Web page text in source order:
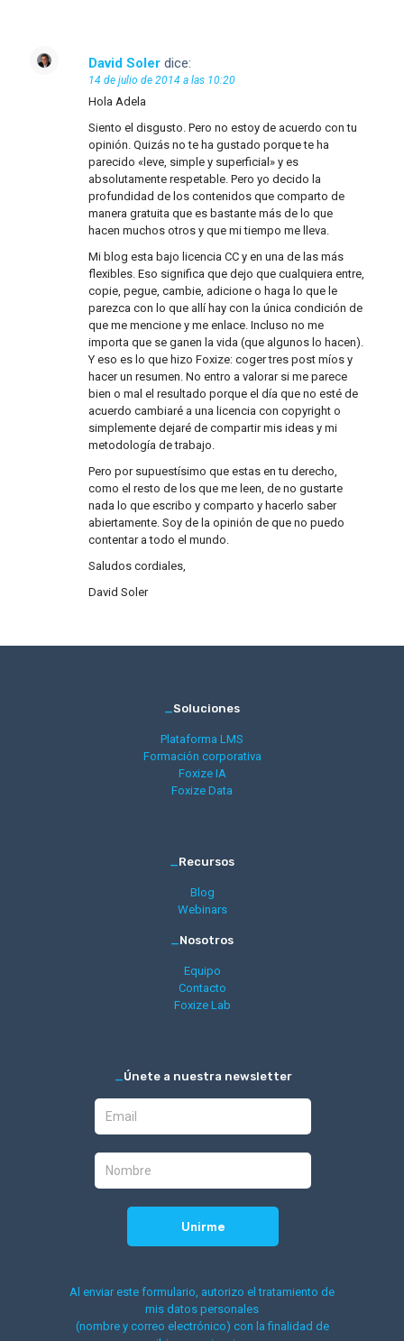
David Soler dice:
14 de julio de 2014 a las 10:20
Hola Adela
Siento el disgusto. Pero no estoy de acuerdo con tu
opinión. Quizás no te ha gustado porque te ha
parecido «leve, simple y superficial» y es
absolutamente respetable. Pero yo decido la
profundidad de los contenidos que comparto de
manera gratuita que es bastante más de lo que
hacen muchos otros y que mi tiempo me lleva.
Mi blog esta bajo licencia CC y en una de las más
flexibles. Eso significa que dejo que cualquiera entre,
copie, pegue, cambie, adicione o haga lo que le
parezca con lo que allí hay con la única condición de
que me mencione y me enlace. Incluso no me
importa que se ganen la vida (que algunos lo hacen).
Y eso es lo que hizo Foxize: coger tres post míos y
hacer un resumen. No entro a valorar si me parece
bien o mal el resultado porque el día que no esté de
acuerdo cambiaré a una licencia con copyright o
simplemente dejaré de compartir mis ideas y mi
metodología de trabajo.
Pero por supuestísimo que estas en tu derecho,
como el resto de los que me leen, de no gustarte
nada lo que escribo y comparto y hacerlo saber
abiertamente. Soy de la opinión de que no puedo
contentar a todo el mundo.
Saludos cordiales,
David Soler
_Soluciones
Plataforma LMS
Formación corporativa
Foxize IA
Foxize Data
_Recursos
Blog
Webinars
_Nosotros
Equipo
Contacto
Foxize Lab
_Únete a nuestra newsletter
Al enviar este formulario, autorizo el tratamiento de
mis datos personales
(nombre y correo electrónico) con la finalidad de